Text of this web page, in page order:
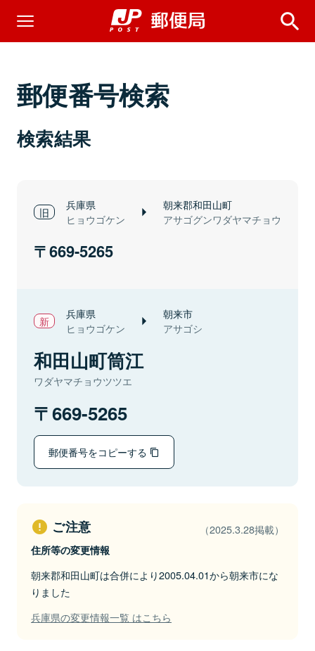
郵便番号検索
検索結果
兵庫県
ヒョウゴケン
朝来郡和田山町
アサゴグンワダヤマチョウ
669-5265
兵庫県
ヒョウゴケン
朝来市
アサゴシ
和田山町筒江
ワダヤマチョウツツエ
669-5265
郵便番号をコピーする
ご注意 （2025.3.28掲載）
住所等の変更情報
朝来郡和田山町は合併により2005.04.01から朝来市にな
りました
兵庫県の変更情報一覧 はこちら